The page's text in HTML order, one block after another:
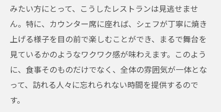
みたい方にとって、こうしたレストランは見逃せませ
ん。特に、カウンター席に座れば、シェフが丁寧に焼き
上げる様子を目の前で楽しむことができ、まるで舞台を
見ているかのようなワクワク感が味わえます。このよう
に、食事そのものだけでなく、全体の雰囲気が一体とな
って、訪れる人々に忘れられない時間を提供するので
す。